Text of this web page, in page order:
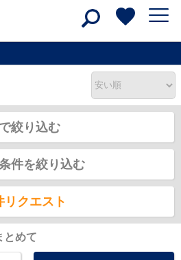
絞り込む
件を絞り込む
リクエスト
とめて